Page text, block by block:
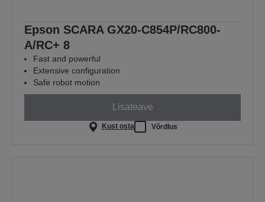
Epson SCARA GX20-C854P/RC800-
A/RC+ 8
Fast and powerful
Extensive configuration
Safe robot motion
Lisateave
Kust osta Võrdlus